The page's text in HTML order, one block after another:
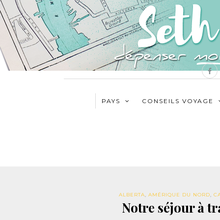
PAYS CONSEILS VOYAGE
ALBERTA, AMÉRIQUE DU NORD,
Notre séjour à